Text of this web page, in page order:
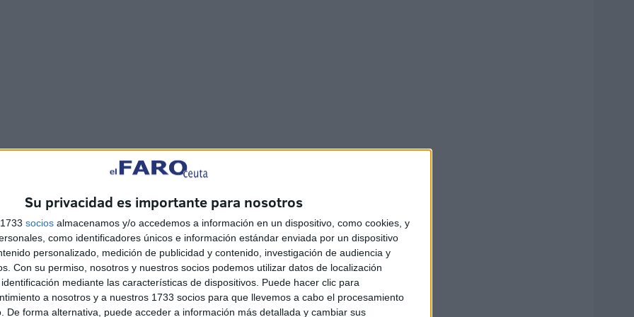
Su privacidad es importante para nosotros
socios almacenamos y/o accedemos a información en un dispositivo, como cookies, y
como identificadores únicos e información estándar enviada por un dispositivo
personalizado, medición de publicidad y contenido, investigación de audiencia y
Con su permiso, nosotros y nuestros socios podemos utilizar datos de localización
mediante las características de dispositivos. Puede hacer clic para
a nosotros y a nuestros 1733 socios para que llevemos a cabo el procesamiento
De forma alternativa, puede acceder a información más detallada y cambiar sus
un incidente al no ser recibido ni tampoco
puertas del templo por el Cabildo Eclesiástico, como
satisfactoriamente resuelta por el obispo de la
coincidiendo con el día de su festividad, para